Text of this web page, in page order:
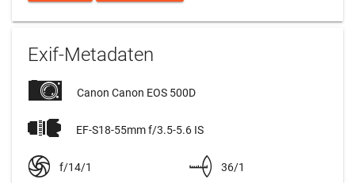
Exif-Metadaten
Canon Canon EOS 500D
EF-S18-55mm f/3.5-5.6 IS
f/14/1 36/1